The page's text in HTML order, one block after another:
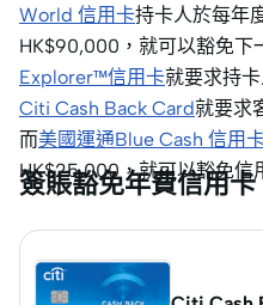
World 信用卡持卡人於每年
HK$90,000，就可以豁免下
Explorer™信用卡就要求持
Citi Cash Back Card就要求
而美國運通Blue Cash 信用
HK$25,000，就可以豁免信
簽賬豁免年費信用卡